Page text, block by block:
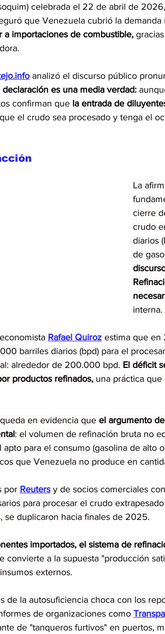
celebrada el 22 de abril de 2026,
que Venezuela cubrió la
a importaciones de combustible,
analizó el discurso público
declaración es una media verdad:
confirman que la entrada de
el crudo sea procesado y tenga el
La
cierre
crudo
diarios
de
interna.
Rafael Quiroz estima que en
barriles diarios (bpd) para el
alrededor de 200.000 bpd. El déficit
productos refinados, una práctica
en evidencia que el argumento
: el volumen de refinación bruta no
para el consumo (gasolina de alto
que Venezuela no produce en
por Reuters y de socios comerciales
para procesar el crudo
se duplicaron hacia finales de 2025.
importados, el sistema de
convierte a la supuesta "producción
externos.
de la autosuficiencia choca con los
de organizaciones como
de "tanqueros furtivos" en puertos,